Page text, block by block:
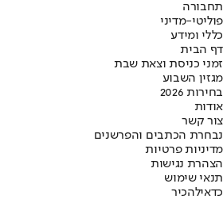
תחבורה
פוליטי-מדיני
כללי ומידע
דף הבית
זמני כניסת וצאת שבת
מגזין השבוע
בחירות 2026
אודות
צור קשר
נבחרת הכתבים והפרשנים
מדיניות פרטיות
הצהרת נגישות
תנאי שימוש
כדאילהכיר